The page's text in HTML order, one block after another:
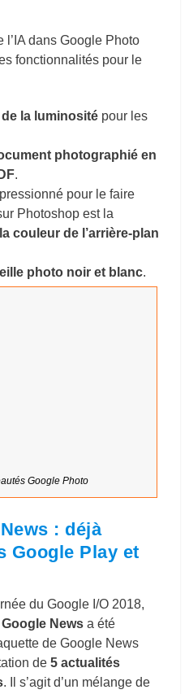
l’IA dans Google Photo
fonctionnalités pour le
la luminosité pour les
photographié en
.
pour le faire
Photoshop est la
couleur de l’arrière-plan
photo noir et blanc.
Google Photo
: déjà
Google Play et
du Google I/O 2018,
News a été
de Google News
de 5 actualités
. Il s’agit d’un mélange de